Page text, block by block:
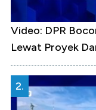
Video: DPR
Lewat Proyek
2.